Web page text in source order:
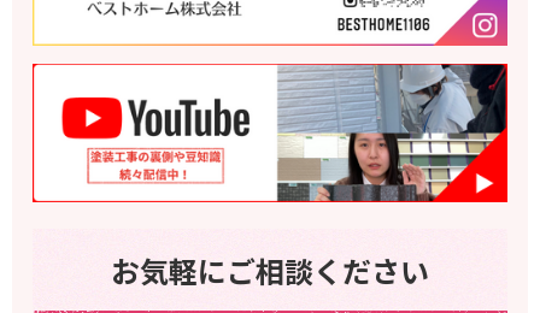
お気軽にご相談ください